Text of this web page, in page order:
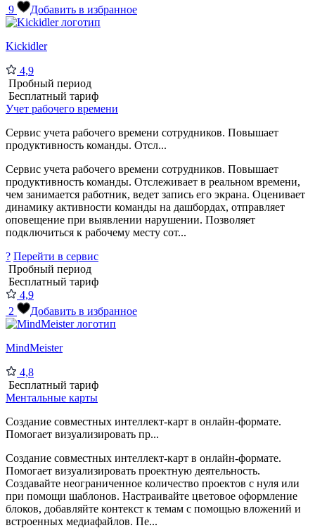
9
Добавить в избранное
Kickidler
4,9
Пробный период
Бесплатный тариф
Учет рабочего времени
Сервис учета рабочего времени сотрудников. Повышает
продуктивность команды. Отсл...
Сервис учета рабочего времени сотрудников. Повышает
продуктивность команды. Отслеживает в реальном времени,
чем занимается работник, ведет запись его экрана. Оценивает
динамику активности команды на дашбордах, отправляет
оповещение при выявлении нарушении. Позволяет
подключиться к рабочему месту сот...
? Перейти в сервис
Пробный период
Бесплатный тариф
4,9
2
Добавить в избранное
MindMeister
4,8
Бесплатный тариф
Ментальные карты
Создание совместных интеллект-карт в онлайн-формате.
Помогает визуализировать пр...
Создание совместных интеллект-карт в онлайн-формате.
Помогает визуализировать проектную деятельность.
Создавайте неограниченное количество проектов с нуля или
при помощи шаблонов. Настраивайте цветовое оформление
блоков, добавляйте контекст к темам с помощью вложений и
встроенных медиафайлов. Пе...